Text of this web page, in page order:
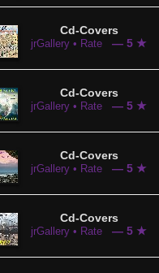
Cd-Covers
jrGallery • Rate — 5 ★
Cd-Covers
jrGallery • Rate — 5 ★
Cd-Covers
jrGallery • Rate — 5 ★
Cd-Covers
jrGallery • Rate — 5 ★